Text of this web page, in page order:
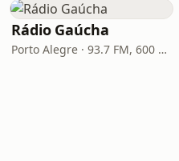
Rádio Gaúcha
Porto Alegre · 93.7 FM, 600 AM